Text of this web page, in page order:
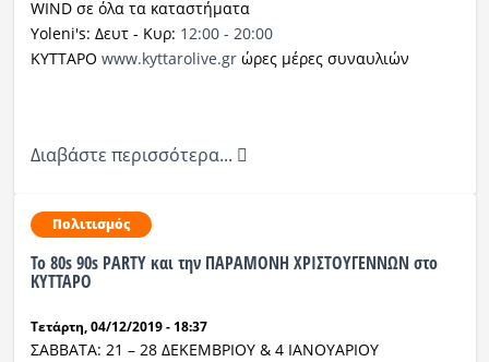
WIND σε όλα τα καταστήματα
Yoleni's: Δευτ - Κυρ: 12:00 - 20:00
ΚΥΤΤΑΡΟ www.kyttarolive.grώρες μέρες συναυλιών
Διαβάστε περισσότερα...
Πολιτισμός
Το 80s 90s PARTY και την ΠΑΡΑΜΟΝΗ ΧΡΙΣΤΟΥΓΕΝΝΩΝ στο
ΚΥΤΤΑΡΟ
Τετάρτη, 04/12/2019 - 18:37
ΣΑΒΒΑΤΑ: 21 – 28 ΔΕΚΕΜΒΡΙΟΥ & 4 ΙΑΝΟΥΑΡΙΟΥ